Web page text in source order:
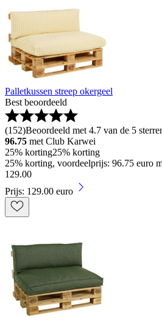
Palletkussen streep okergeel
Best beoordeeld
(152)Beoordeeld met 4.7 van de 5
96.75 met Club Karwei
25% korting25% korting
25% korting, voordeelprijs: 96.75 euro
129.00
Prijs: 129.00 euro